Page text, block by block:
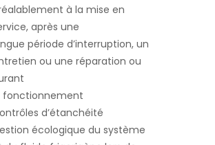
à la mise en
après une
période d’interruption, un
ou une réparation ou
fonctionnement
d’étanchéité
écologique du système